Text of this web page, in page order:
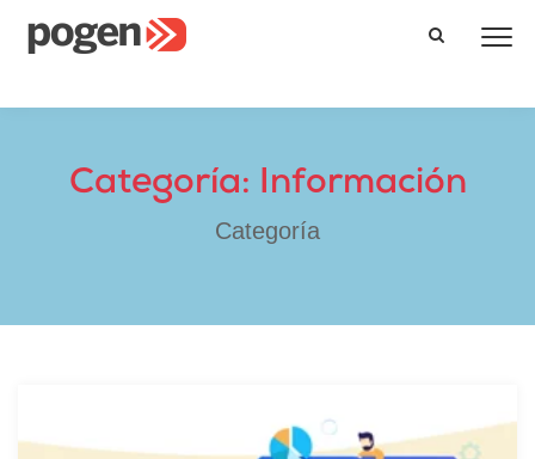
Categoría: Información
Categoría